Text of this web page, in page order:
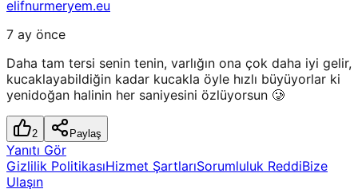
elifnurmeryem.eu
7 ay önce
Daha tam tersi senin tenin, varlığın ona çok daha iyi gelir,
kucaklayabildiğin kadar kucakla öyle hızlı büyüyorlar ki
yenidoğan halinin her saniyesini özlüyorsun 🥲
2 Paylaş
Yanıtı Gör
Gizlilik PolitikasıHizmet ŞartlarıSorumluluk ReddiBize
Ulaşın